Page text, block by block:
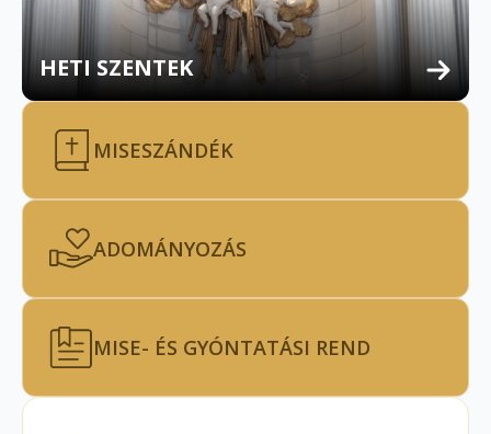
HETI SZENTEK
MISESZÁNDÉK
ADOMÁNYOZÁS
MISE- ÉS GYÓNTATÁSI REND